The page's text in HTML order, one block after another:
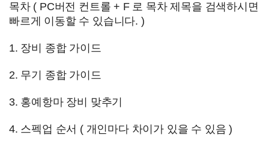
목차 ( PC버전 컨트롤 + F 로 목차 제목을 검색하시면
빠르게 이동할 수 있습니다. )
1. 장비 종합 가이드
2. 무기 종합 가이드
3. 홍예항마 장비 맞추기
4. 스펙업 순서 ( 개인마다 차이가 있을 수 있음 )